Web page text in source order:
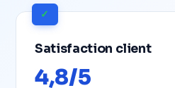
✓
Satisfaction client
4,8/5